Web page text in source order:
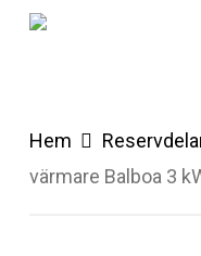
Skip
Hem
värmare Balboa 3